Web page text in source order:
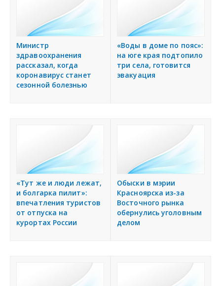
Министр
здравоохранения
рассказал, когда
коронавирус станет
сезонной болезнью
«Воды в доме по пояс»:
на юге края подтопило
три села, готовится
эвакуация
«Тут же и люди лежат,
и болгарка пилит»:
впечатления туристов
от отпуска на
курортах России
Обыски в мэрии
Красноярска из-за
Восточного рынка
обернулись уголовным
делом